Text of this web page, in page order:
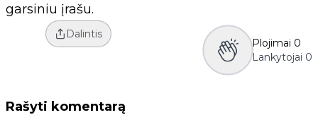
garsiniu įrašu.
Dalintis
Plojimai 0
Lankytojai 0
Rašyti komentarą